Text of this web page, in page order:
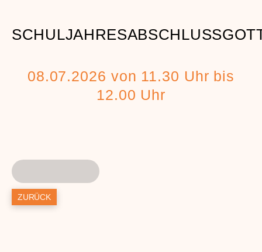
08.07.2026 von 11.30 Uhr bis
12.00 Uhr
ZURÜCK